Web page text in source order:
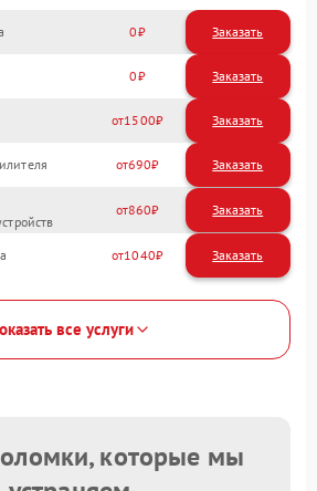
0 Заказать
0 Заказать
1500
690
860
1040
все услуги
которые мы